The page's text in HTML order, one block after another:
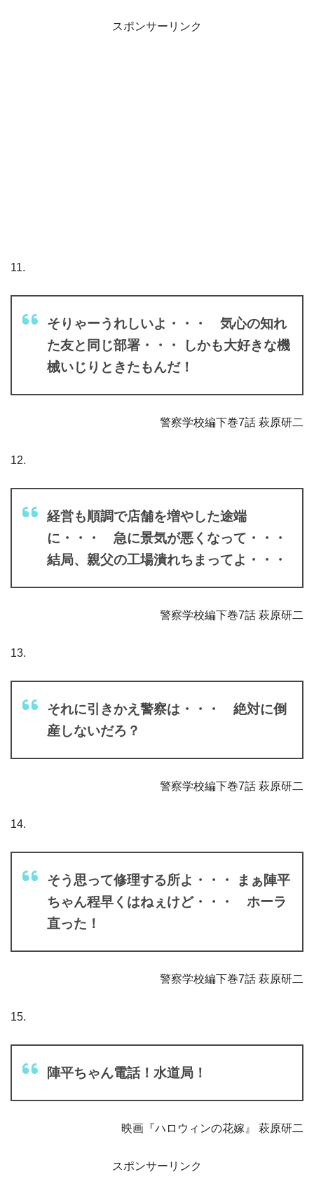
スポンサーリンク
11.
そりゃーうれしいよ・・・ 気心の知れ
た友と同じ部署・・・ しかも大好きな機
械いじりときたもんだ！
警察学校編下巻7話 萩原研二
12.
経営も順調で店舗を増やした途端
に・・・ 急に景気が悪くなって・・・
結局、親父の工場潰れちまってよ・・・
警察学校編下巻7話 萩原研二
13.
それに引きかえ警察は・・・ 絶対に倒
産しないだろ？
警察学校編下巻7話 萩原研二
14.
そう思って修理する所よ・・・ まぁ陣平
ちゃん程早くはねぇけど・・・ ホーラ
直った！
警察学校編下巻7話 萩原研二
15.
陣平ちゃん電話！水道局！
映画『ハロウィンの花嫁』 萩原研二
スポンサーリンク